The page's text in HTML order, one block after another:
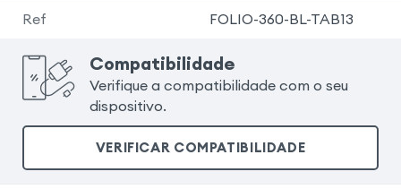
Ref FOLIO-360-BL-TAB13
Compatibilidade
Verifique a compatibilidade com o seu
dispositivo.
VERIFICAR COMPATIBILIDADE